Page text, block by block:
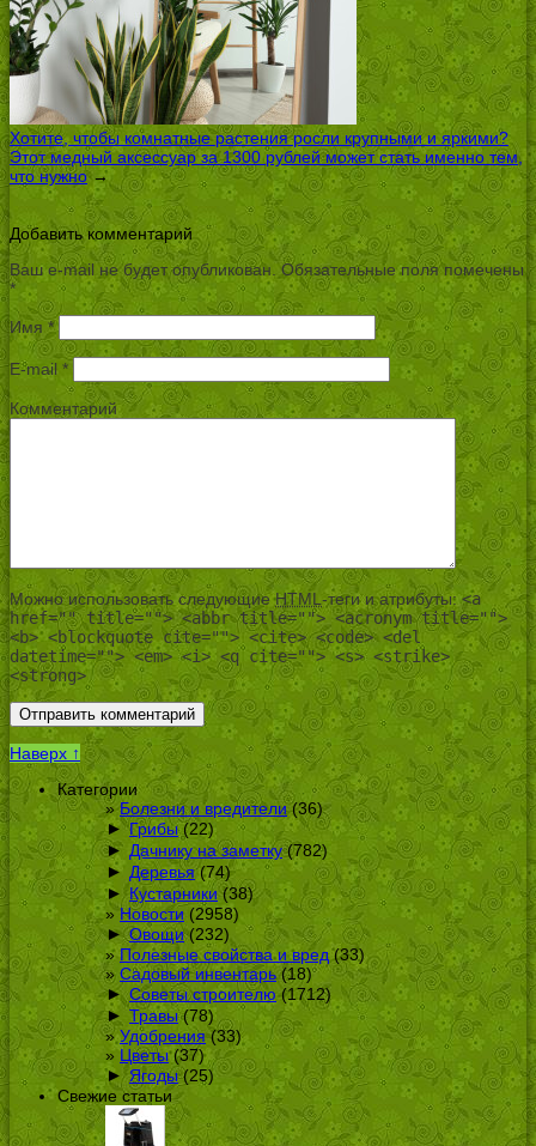
Хотите, чтобы комнатные растения росли крупными и яркими?
Этот медный аксессуар за 1300 рублей может стать именно тем,
что нужно→
Добавить комментарий
Ваш e-mail не будет опубликован. Обязательные поля помечены
*
Имя *
E-mail *
Комментарий
Можно использовать следующиеHTML -теги и атрибуты:<a
href="" title=""> <abbr title=""> <acronym title="">
<b> <blockquote cite=""> <cite> <code> <del
datetime=""> <em> <i> <q cite=""> <s> <strike>
<strong>
Наверх ↑
Категории
Болезни и вредители(36)
► Грибы(22)
► Дачнику на заметку(782)
► Деревья(74)
► Кустарники(38)
Новости (2958)
► Овощи(232)
Полезные свойства и вред(33)
Садовый инвентарь(18)
► Советы строителю(1712)
► Травы(78)
Удобрения(33)
Цветы(37)
► Ягоды(25)
Свежие статьи